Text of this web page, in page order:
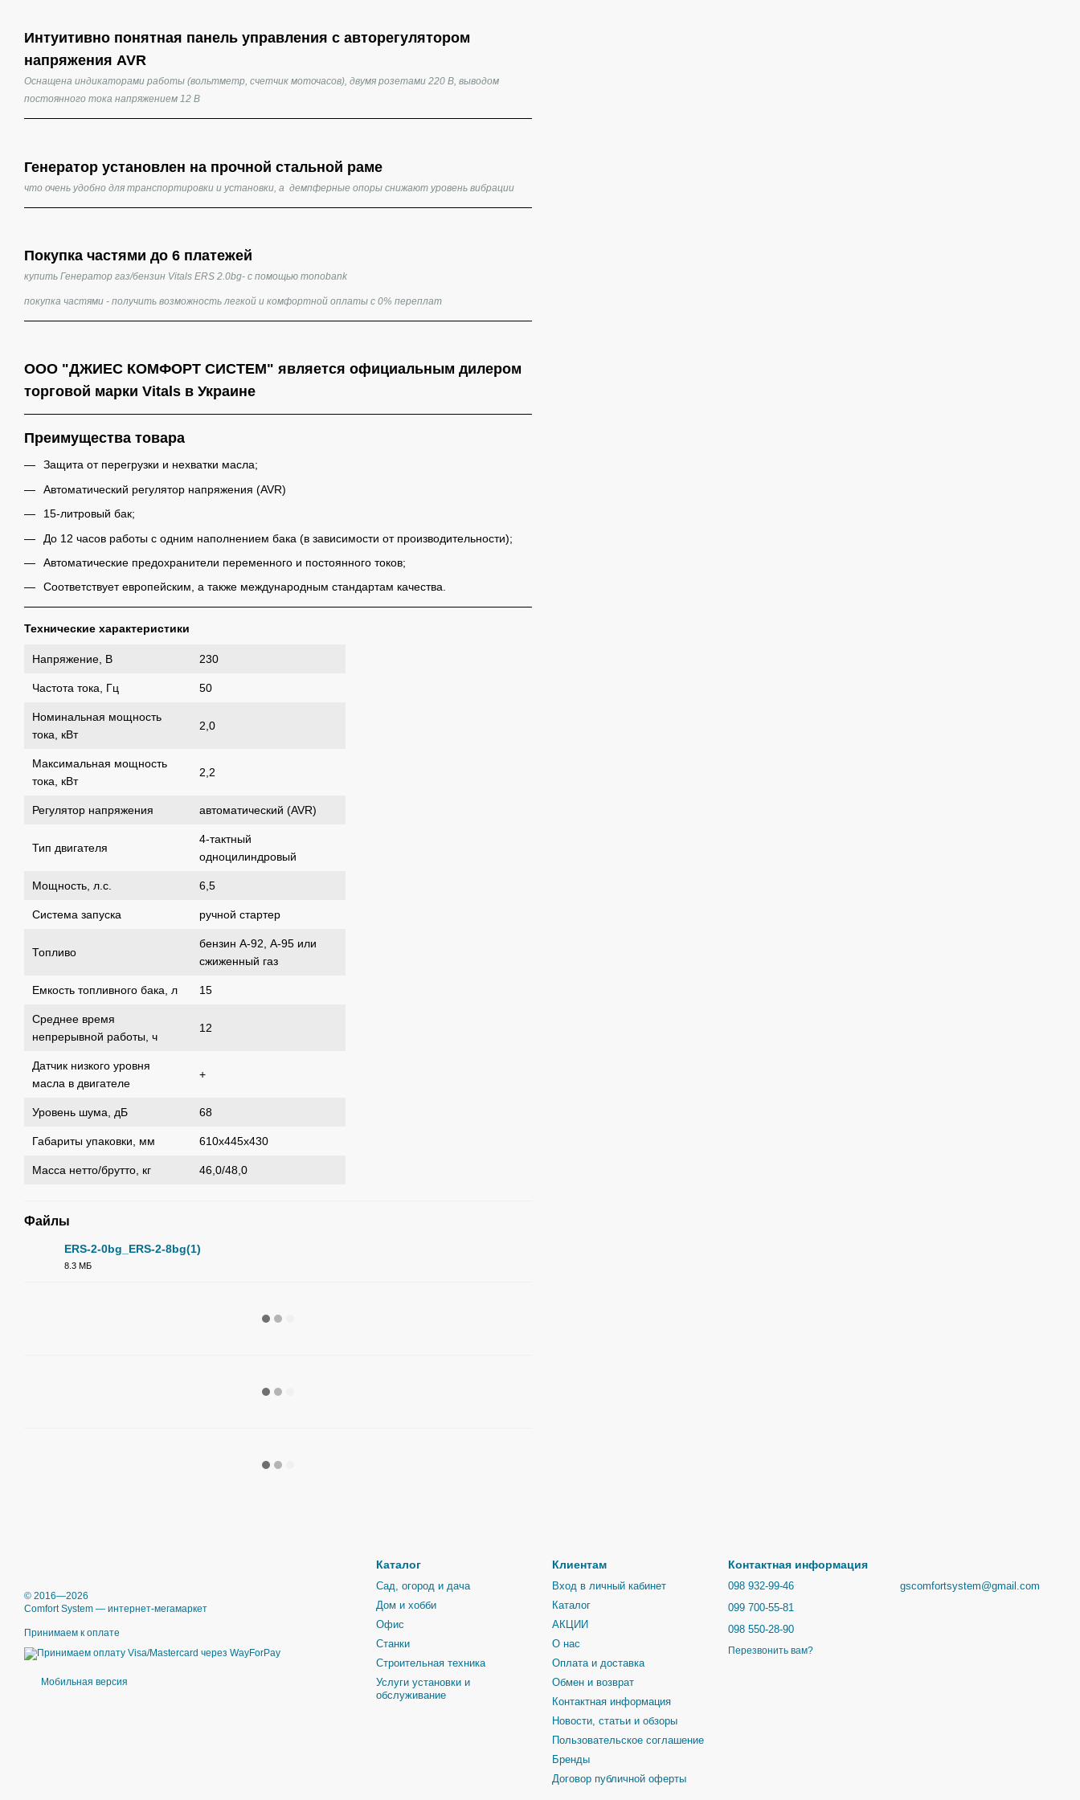
Интуитивно понятная панель управления с авторегулятором
напряжения AVR
Оснащена индикаторами работы (вольтметр, счетчик моточасов), двумя розетами 220 В, выводом
постоянного тока напряжением 12 В
Генератор установлен на прочной стальной раме
что очень удобно для транспортировки и установки, а демпферные опоры снижают уровень вибрации
Покупка частями до 6 платежей
купить Генератор газ/бензин Vitals ERS 2.0bg- с помощью monobank
покупка частями - получить возможность легкой и комфортной оплаты с 0% переплат
ООО "ДЖИЕС КОМФОРТ СИСТЕМ" является официальным дилером
торговой марки Vitals в Украине
Преимущества товара
Защита от перегрузки и нехватки масла;
Автоматический регулятор напряжения (AVR)
15-литровый бак;
До 12 часов работы с одним наполнением бака (в зависимости от производительности);
Автоматические предохранители переменного и постоянного токов;
Соответствует европейским, а также международным стандартам качества.
Технические характеристики
Напряжение, В 230
Частота тока, Гц 50
Номинальная мощность
тока, кВт
2,0
Максимальная мощность
тока, кВт
2,2
Регулятор напряжения автоматический (AVR)
Тип двигателя
4-тактный
одноцилиндровый
Мощность, л.с. 6,5
Система запуска ручной стартер
Топливо
бензин А-92, А-95 или
сжиженный газ
Емкость топливного бака, л 15
Среднее время
непрерывной работы, ч
12
Датчик низкого уровня
масла в двигателе
+
Уровень шума, дБ 68
Габариты упаковки, мм 610х445х430
Масса нетто/брутто, кг 46,0/48,0
Файлы
ERS-2-0bg_ERS-2-8bg(1)
8.3 МБ
© 2016—2026
Comfort System — интернет-мегамаркет
Принимаем к оплате
Мобильная версия
Каталог
Сад, огород и дача
Дом и хобби
Офис
Станки
Строительная техника
Услуги установки и
обслуживание
Клиентам
Вход в личный кабинет
Каталог
АКЦИИ
О нас
Оплата и доставка
Обмен и возврат
Контактная информация
Новости, статьи и обзоры
Пользовательское соглашение
Бренды
Договор публичной оферты
Контактная информация
098 932-99-46
099 700-55-81
098 550-28-90
Перезвонить вам?
gscomfortsystem@gmail.com